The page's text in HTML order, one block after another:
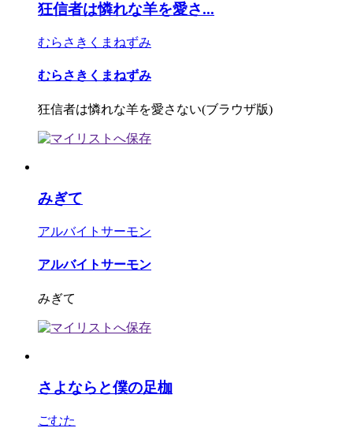
狂信者は憐れな羊を愛さ...
むらさきくまねずみ
むらさきくまねずみ
狂信者は憐れな羊を愛さない(ブラウザ版)
みぎて
アルバイトサーモン
アルバイトサーモン
みぎて
さよならと僕の足枷
ごむた